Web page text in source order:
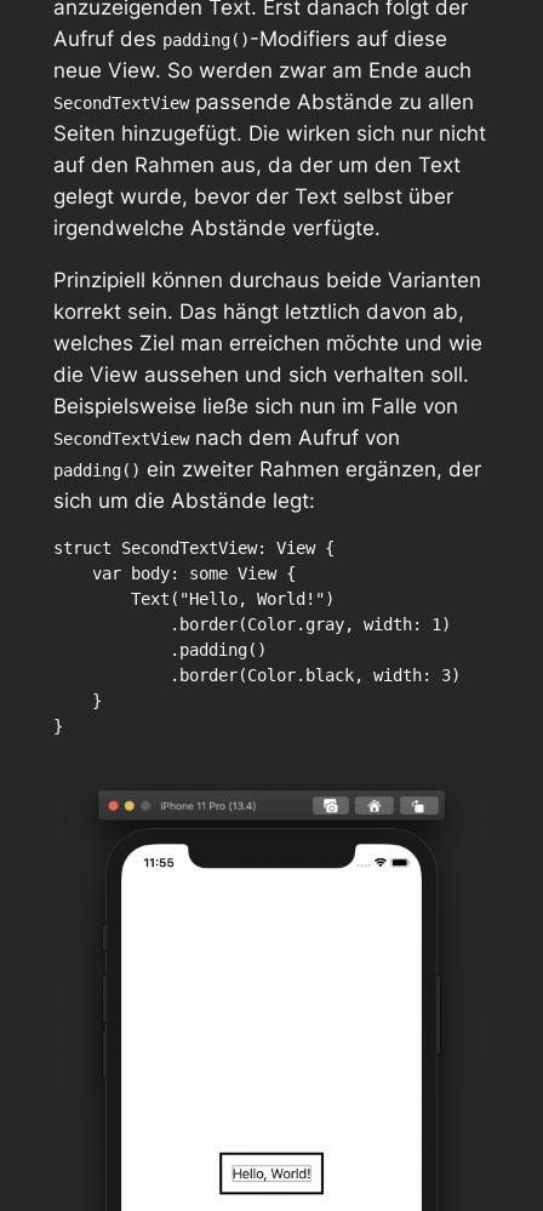
anzuzeigenden Text. Erst danach folgt der
Aufruf des padding()-Modifiers auf diese
neue View. So werden zwar am Ende auch
SecondTextViewpassende Abstände zu allen
Seiten hinzugefügt. Die wirken sich nur nicht
auf den Rahmen aus, da der um den Text
gelegt wurde, bevor der Text selbst über
irgendwelche Abstände verfügte.
Prinzipiell können durchaus beide Varianten
korrekt sein. Das hängt letztlich davon ab,
welches Ziel man erreichen möchte und wie
die View aussehen und sich verhalten soll.
Beispielsweise ließe sich nun im Falle von
SecondTextViewnach dem Aufruf von
padding() ein zweiter Rahmen ergänzen, der
sich um die Abstände legt:
struct SecondTextView: View {